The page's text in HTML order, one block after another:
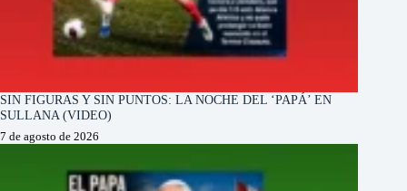
SIN FIGURAS Y SIN PUNTOS: LA NOCHE DEL ‘PAPÁ’ EN
SULLANA (VIDEO)
7 de agosto de 2026